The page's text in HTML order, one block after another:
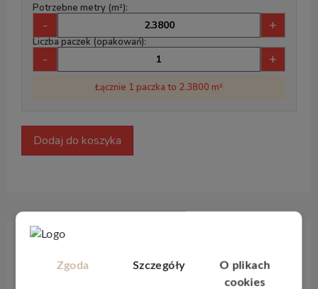
Potrzebne metry (m²):
- +
Liczba paczek (opakowań):
- +
Łącznie 1 paczka to 2.3800 m²
Dodaj do koszyka
Zgoda Szczegóły
O plikach
cookies